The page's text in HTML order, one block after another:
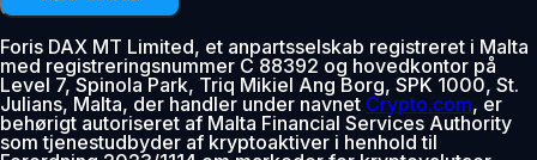
Foris DAX MT Limited, et anpartsselskab registreret i Malta
med registreringsnummer C 88392 og hovedkontor på
Level 7, Spinola Park, Triq Mikiel Ang Borg, SPK 1000, St.
Julians, Malta, der handler under navnet Crypto.com, er
behørigt autoriseret af Malta Financial Services Authority
som tjenestudbyder af kryptoaktiver i henhold til